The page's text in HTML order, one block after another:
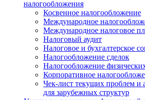
налогообложения
Косвенное налогообложение
Международное
Международное налоговое
Налоговый аудит
Налоговое и бухгалтерское
Налогообложение сделок
Налогообложение
Корпоративное
Чек-лист текущих проблем и
для зарубежных структур